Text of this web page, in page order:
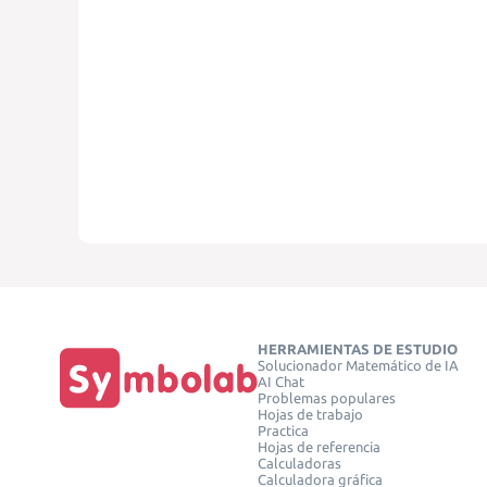
HERRAMIENTAS DE ESTUDIO
Solucionador Matemático de IA
AI Chat
Problemas populares
Hojas de trabajo
Practica
Hojas de referencia
Calculadoras
Calculadora gráfica